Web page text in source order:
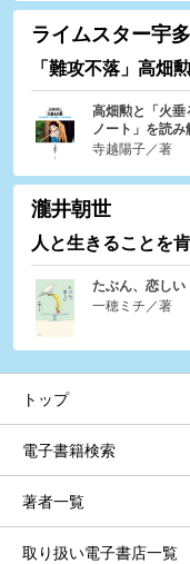
ライムスター宇
「難攻不落」高畑
高畑勲と「火
ノート」を読
寺越陽子／著
瀧井朝世
人と生きることを
たぶん、恋しい
一穂ミチ／著
トップ
電子書籍検索
著者一覧
取り扱い電子書店一覧